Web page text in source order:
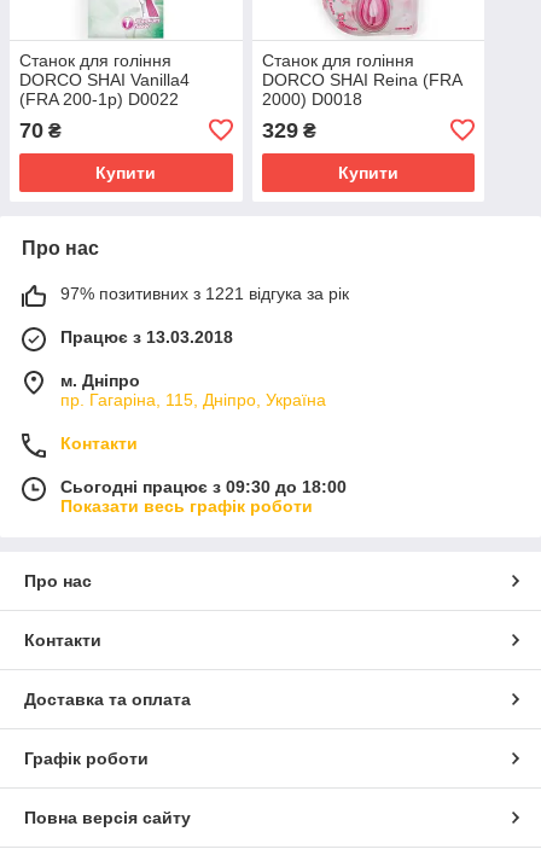
Станок для гоління
DORCO SHAI Vanilla4
(FRA 200-1p) D0022
70 ₴
Купити
Станок для гоління
DORCO SHAI Reіna (FRA
2000) D0018
329₴
Купити
Про нас
97% позитивних з 1221 відгука за рік
Працює з 13.03.2018
м. Дніпро
пр. Гагаріна, 115, Дніпро, Україна
Контакти
Сьогодні працює з 09:30 до 18:00
Показати весь графік роботи
Про нас
Контакти
Доставка та оплата
Графік роботи
Повна версія сайту